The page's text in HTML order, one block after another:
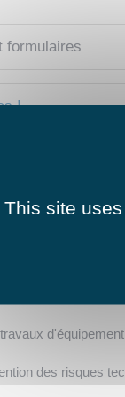
formulaires
!
l'aide Habiter Mieux
toucher pour
la transition
à partir d'un plan
des risques
This site